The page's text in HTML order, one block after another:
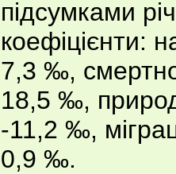
підсумками
коефіцієнти:
7,3 ‰,
18,5 ‰,
-11,2 ‰,
0,9 ‰.